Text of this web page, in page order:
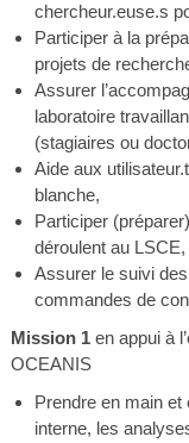
chercheur.euse.s
Participer à la
projets de
Assurer
laboratoire
(stagiaires ou
Aide aux
blanche,
Participer
déroulent au LSCE,
Assurer le suivi
commandes de
Mission 1 en appui à
OCEANIS
Prendre en main
interne, les